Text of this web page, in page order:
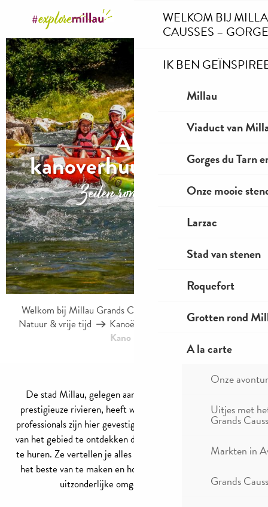
contenu
principal
WELKOM BIJ
CAUSSES –
IK BEN
Millau
Viaduct van
Gorges du Tarn
Onze mooie
Larzac
Stad van stenen
Roquefort
Grotten rond
A la carte
Onze
Uitjes met
Grands
Markten in
Grands
Alle
kanoverhuurbedrijven
Zeilen rond Millau
Welkom bij Millau Grands Causses – Gorges du Tarn
Natuur & vrije tijd
Kanoën in Millau en de Gorges
Kano huren
De stad Millau, gelegen aan de samenvloeiing van twee
prestigieuze rivieren, heeft watersport in haar DNA. Veel
professionals zijn hier gevestigd en helpen je graag de magie
van het gebied te ontdekken door een breed scala aan boten
te huren. Ze vertellen je alles over de beste manieren om er
het beste van te maken en hoe je samen kunt helpen deze
uitzonderlijke omgeving te behouden.